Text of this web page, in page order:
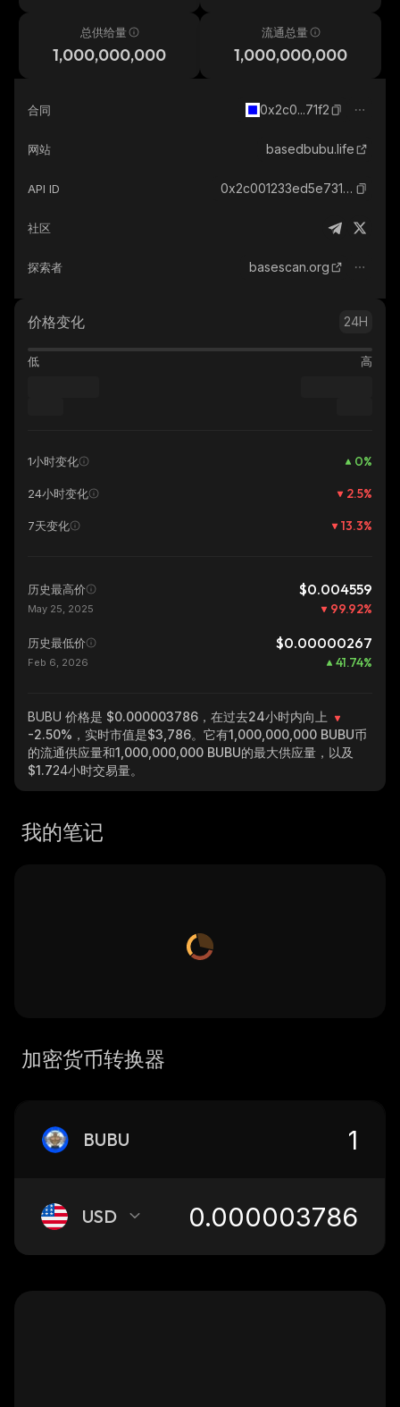
总供给量
1,000,000,000
流通总量
1,000,000,000
合同 0x2c0...71f2
网站 basedbubu.life
API ID 0x2c001233ed5e731b98b15b30267f78c7560b71f2_base
社区
探索者 basescan.org
价格变化 24H
低 高
1小时变化 0%
24小时变化 2.5%
7天变化 13.3%
历史最高价 $0.004559
May 25, 2025 99.92%
历史最低价 $0.00000267
Feb 6, 2026 41.74%
BUBU 价格是 $0.000003786，在过去24小时内向上
-2.50% ，实时市值是$3,786。它有1,000,000,000 BUBU币
的流通供应量和1,000,000,000 BUBU的最大供应量，以及
$1.724小时交易量。
我的笔记
加密货币转换器
BUBU
USD